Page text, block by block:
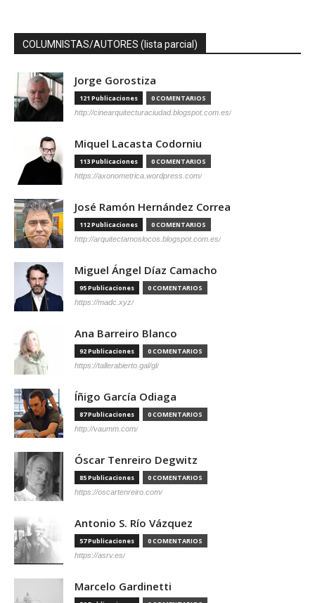
COLUMNISTAS/AUTORES (lista parcial)
Jorge Gorostiza
121 Publicaciones 0 COMENTARIOS
http://cinearquitecturaciudad.blogspot.com.es/
Miquel Lacasta Codorniu
113 Publicaciones 0 COMENTARIOS
https://axonometrica.wordpress.com/
José Ramón Hernández Correa
112 Publicaciones 0 COMENTARIOS
http://arquitectamoslocos.blogspot.com.es/
Miguel Ángel Díaz Camacho
95 Publicaciones 0 COMENTARIOS
https://madc.xyz/
Ana Barreiro Blanco
92 Publicaciones 0 COMENTARIOS
https://tallerabierto.gal/gl/
Íñigo García Odiaga
87 Publicaciones 0 COMENTARIOS
http://vaumm.com/
Óscar Tenreiro Degwitz
85 Publicaciones 0 COMENTARIOS
https://oscartenreiro.com/
Antonio S. Río Vázquez
57 Publicaciones 0 COMENTARIOS
https://asrv.es/
Marcelo Gardinetti